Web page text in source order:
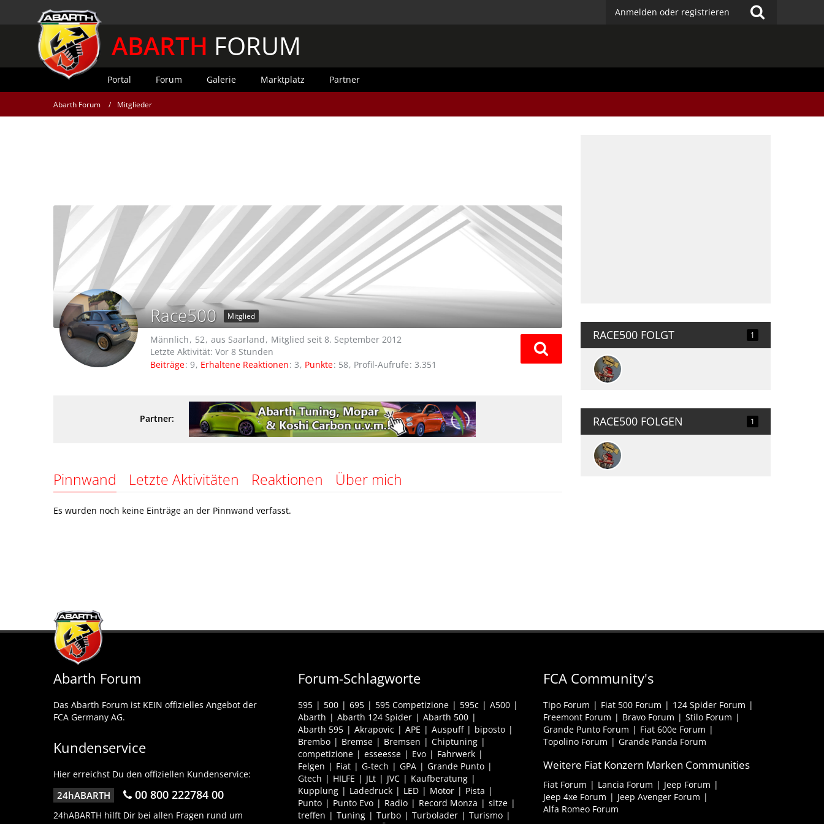
Anmelden oder registrieren
ABARTH FORUM
Portal Forum Galerie Marktplatz Partner
Abarth Forum Mitglieder
Race500 Mitglied
Männlich 52 aus Saarland
Mitglied seit 8. September 2012
Letzte Aktivität:Vor 8 Stunden
Beiträge 9 Erhaltene Reaktionen 3 Punkte 58 Profil-Aufrufe 3.351
Partner:
Pinnwand Letzte Aktivitäten Reaktionen Über mich
Es wurden noch keine Einträge an der Pinnwand verfasst.
RACE500 FOLGT 1
RACE500 FOLGEN 1
Abarth Forum
Das Abarth Forum ist KEIN offizielles Angebot der
FCA Germany AG.
Kundenservice
Hier erreichst Du den offiziellen Kundenservice:
24hABARTH 00 800 222784 00
24hABARTH hilft Dir bei allen Fragen rund um
Forum-Schlagworte
595 500 695 595 Competizione 595c
A500
Abarth
Abarth 124 Spider
Abarth 500
Abarth 595
Akrapovic APE Auspuff
biposto
Brembo
Bremse Bremsen
Chiptuning
competizione
esseesse Evo
Fahrwerk
Felgen
Fiat G-tech GPA
Grande Punto
Gtech
HILFE JLt JVC
Kaufberatung
Kupplung
Ladedruck LED Motor
Pista
Punto
Punto Evo Radio Record Monza
sitze
treffen
Tuning Turbo Turbolader
Turismo
FCA Community's
Tipo Forum Fiat 500 Forum
124 Spider Forum
Freemont Forum
Bravo Forum
Stilo Forum
Grande Punto Forum
Fiat 600e Forum
Topolino Forum
Grande Panda Forum
Weitere Fiat Konzern Marken Communities
Fiat Forum Lancia Forum
Jeep Forum
Jeep 4xe Forum
Jeep Avenger Forum
Alfa Romeo Forum